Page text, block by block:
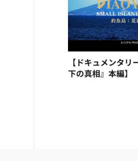
【ドキュメンタ
下の真相』本編】